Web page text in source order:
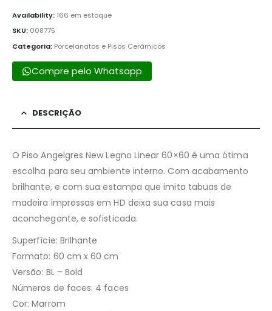
Availability: 166 em estoque
SKU: 008775
Categoria: Porcelanatos e Pisos Cerâmicos
Compre pelo Whatsapp
DESCRIÇÃO
O Piso Angelgres New Legno Linear 60×60 é uma ótima
escolha para seu ambiente interno. Com acabamento
brilhante, e com sua estampa que imita tabuas de
madeira impressas em HD deixa sua casa mais
aconchegante, e sofisticada.
Superfície: Brilhante
Formato: 60 cm x 60 cm
Versão: BL – Bold
Números de faces: 4 faces
Cor: Marrom